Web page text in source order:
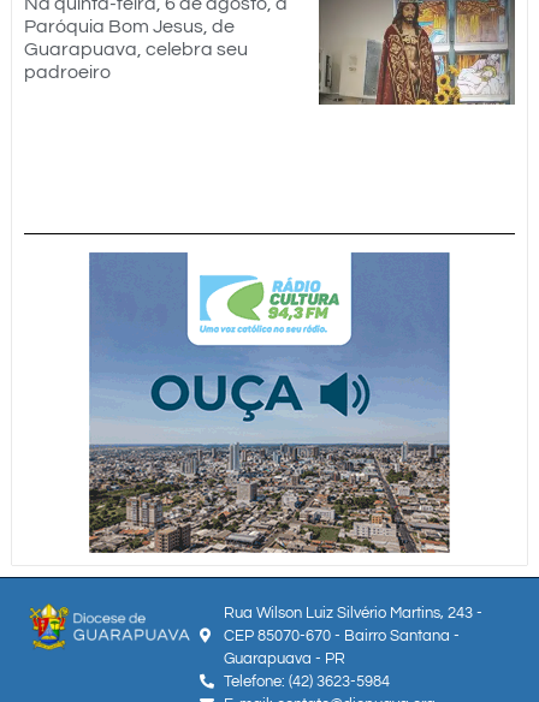
Na quinta-feira, 6 de agosto, a
Paróquia Bom Jesus, de
Guarapuava, celebra seu
padroeiro
Rua Wilson Luiz Silvério Martins, 243 -
CEP 85070-670 - Bairro Santana -
Guarapuava - PR
Telefone: (42) 3623-5984